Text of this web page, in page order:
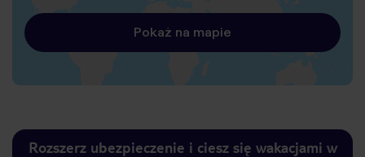
Pokaż na mapie
Rozszerz ubezpieczenie i ciesz się wakacjami w